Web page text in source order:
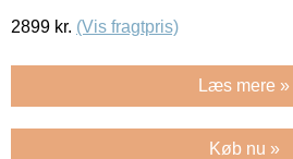
2899 kr. (Vis fragtpris)
Læs mere »
Køb nu »